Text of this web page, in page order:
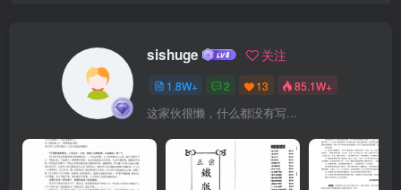
長德妙混混池减神變通於莫测欧教而高二氣之元氣運行拾萬古昏昏熟
盖目有天有地分陰必陽至理流通於画間儒門崇理折夷堪與完萃绿卷之
一一之士可知年月炒圈開拾無露春展mh0m
sishuge 关注
1.8W+ 2 13 85.1W+
这家伙很懒，什么都没有写...